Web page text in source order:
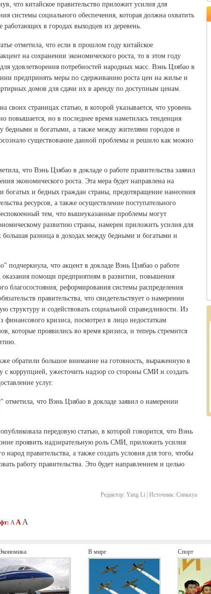
что китайское правительство приложит усилия для
системы социального обеспечения, которая должна охватить
работающих в городах выходцев из деревень.
отметила, что если в прошлом году китайское
на сохранении экономического роста, то в этом году
удовлетворения потребностей народных масс. Вэнь Цзябао в
предпринять меры по сдерживанию роста цен на жилье и
домов для сдачи их в аренду по доступным ценам.
своих страницах статью, в которой указывается, что уровень
повышается, но в последнее время наметилась тенденция
бедными и богатыми, а также между жителями городов и
осознало существование данной проблемы и решило как можно
что Вэнь Цзябао в докладе о работе правительства заявил
экономического роста. Эта мера будет направлена на
богатых и бедных граждан страны, предотвращение нанесения
ресурсов, а также осуществление поступательного
тем, что вышеуказанные проблемы могут
развитию страны, намерен приложить усилия для
большая разница в доходах между бедными и богатыми и
подчеркнула, что акцент в докладе Вэнь Цзябао о работе
оказания помощи предприятиям в развитии, повышения
благосостояния, реформирования системы распределения
правительства, что свидетельствует о намерении
структуру и содействовать социальной справедливости. Из
финансового кризиса, посмотрел в лицо недостаткам
которые проявились во время кризиса, и теперь стремится
обратили большое внимание на готовность, выраженную в
с коррупцией, ужесточить надзор со стороны СМИ и создать
услуг.
отметила, что Вэнь Цзябао в докладе заявил о намерении
передовую статью, в которой говорится, что Вэнь
проявить надзирательную роль СМИ, приложить усилия
правительства, а также создать условия для того, чтобы
работу правительства. Это будет направлением и целью
Редактор: Yang Li | Источник: Синьхуа
A A A
В мире Спорт